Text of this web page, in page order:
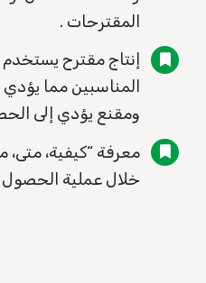
المقترحات .
إنتاج مقترح
المناسبين مما
ومقنع يؤدي إلى
معرفة “كيفية، متى،
خلال عملية الحصول